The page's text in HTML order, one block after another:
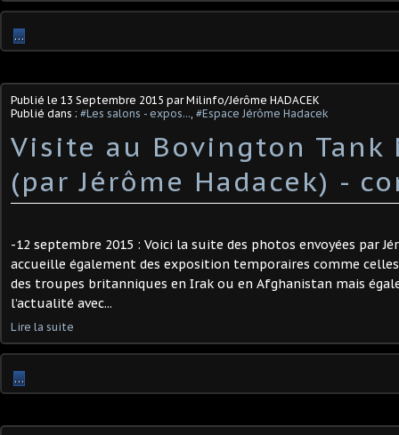
…
Publié le 13 Septembre 2015 par Milinfo/Jérôme HADACEK
Publié dans : #Les salons - expos..., #Espace Jérôme Hadacek
Visite au Bovington Tank
(par Jérôme Hadacek) -
-12 septembre 2015 : Voici la suite des photos envoyées par
accueille également des exposition temporaires comme
des troupes britanniques en Irak ou en Afghanistan mais
l’actualité avec...
Lire la suite
…